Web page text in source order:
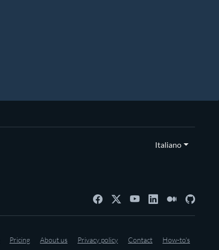
Italiano
Pricing About us Privacy policy Contact How-to's